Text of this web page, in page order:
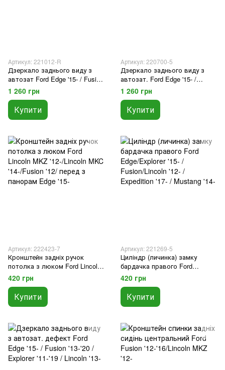
Артикул: 221012-R
Дзеркало заднього виду з
автозат Ford Edge '15- / Fusion
'13-'20 / Explorer '11-'19 / Lincoln
'13-
1 260 грн
Купити
Артикул: 220700-5
Дзеркало заднього виду з
автозат. Ford Edge '15- /
Fusion '13-'20 / Explorer '11-'19 /
Lincoln '13-
1 260 грн
Купити
Артикул: 222423-7
Кронштейн задніх ручок
потолка з люком Ford Lincoln
MKZ '12-/Lincoln MKC
'14-/Fusion '12/ перед з
панорам Edge '15-
420 грн
Купити
Артикул: 221269-5
Циліндр (личинка) замку
бардачка правого Ford
Edge/Explorer '15- /
Fusion/Lincoln '12- / Expedition
'17- / Mustang '14-
420 грн
Купити